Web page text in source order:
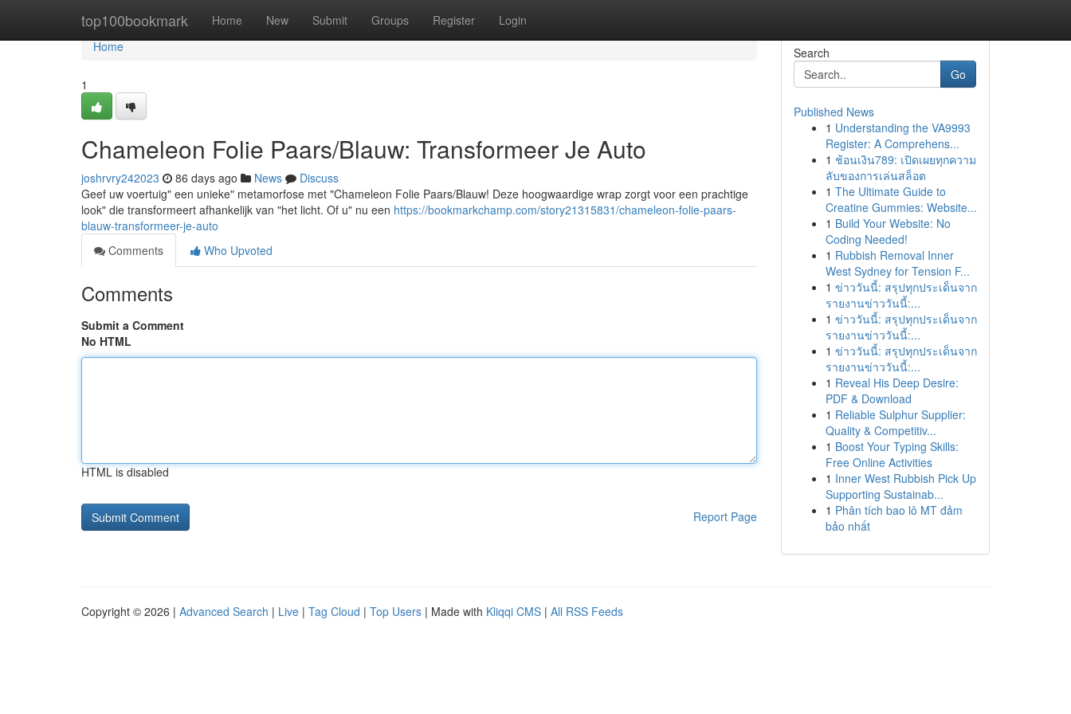
top100bookmark Home New Submit Groups Register Login
Home
Home
1
Chameleon Folie Paars/Blauw: Transformeer Je Auto
joshrvry242023 86 days ago News
Discuss
Geef uw voertuig" een unieke" metamorfose met "Chameleon Folie Paars/Blauw! Deze hoogwaardige wrap zorgt voor een prachtige
look" die transformeert afhankelijk van "het licht. Of u" nu een https://bookmarkchamp.com/story21315831/chameleon-folie-paars-
blauw-transformeer-je-auto
Comments
Who Upvoted
Comments
Submit a Comment
No HTML
HTML is disabled
Report Page
Search
Go
Published News
1 Understanding the VA9993
Register: A Comprehens...
1 ช้อนเงิน789: เปิดเผยทุกความ
ลับของการเล่นสล็อต
1 The Ultimate Guide to
Creatine Gummies: Website...
1 Build Your Website: No
Coding Needed!
1 Rubbish Removal Inner
West Sydney for Tension F...
1 ข่าววันนี้: สรุปทุกประเด็นจาก
รายงานข่าววันนี้:...
1 ข่าววันนี้: สรุปทุกประเด็นจาก
รายงานข่าววันนี้:...
1 ข่าววันนี้: สรุปทุกประเด็นจาก
รายงานข่าววันนี้:...
1 Reveal His Deep Desire:
PDF & Download
1 Reliable Sulphur Supplier:
Quality & Competitiv...
1 Boost Your Typing Skills:
Free Online Activities
1 Inner West Rubbish Pick Up
Supporting Sustainab...
1 Phân tích bao lô MT đảm
bảo nhất
Copyright © 2026 | Advanced Search | Live | Tag Cloud | Top Users | Made with Kliqqi CMS | All RSS Feeds